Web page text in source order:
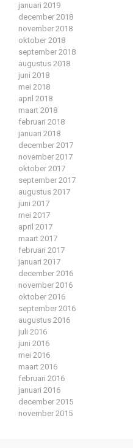
januari 2019
december 2018
november 2018
oktober 2018
september 2018
augustus 2018
juni 2018
mei 2018
april 2018
maart 2018
februari 2018
januari 2018
december 2017
november 2017
oktober 2017
september 2017
augustus 2017
juni 2017
mei 2017
april 2017
maart 2017
februari 2017
januari 2017
december 2016
november 2016
oktober 2016
september 2016
augustus 2016
juli 2016
juni 2016
mei 2016
maart 2016
februari 2016
januari 2016
december 2015
november 2015